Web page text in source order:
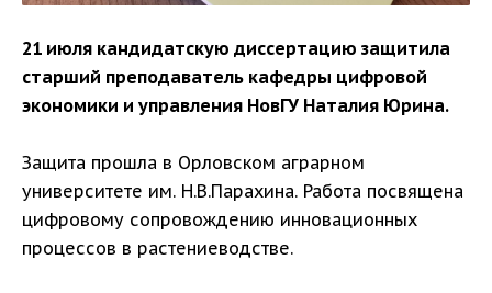
21 июля кандидатскую диссертацию защитила
старший преподаватель кафедры цифровой
экономики и управления НовГУ Наталия Юрина.
Защита прошла в Орловском аграрном
университете им. Н.В.Парахина. Работа посвящена
цифровому сопровождению инновационных
процессов в растениеводстве.